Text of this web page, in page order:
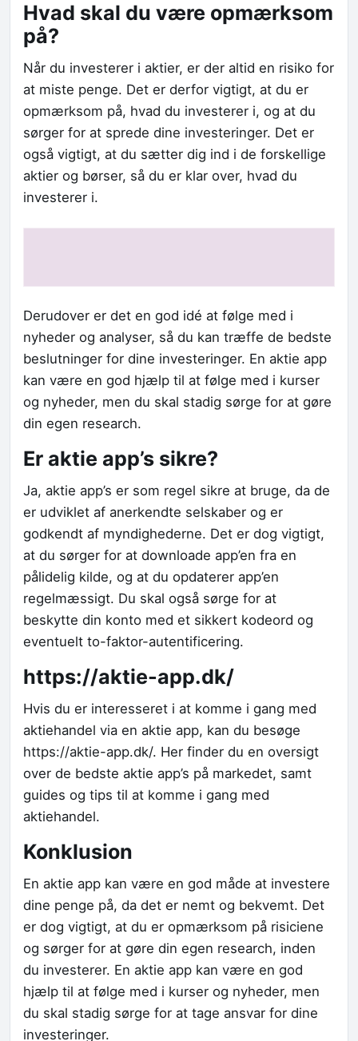
Hvad skal du være opmærksom
på?
Når du investerer i aktier, er der altid en risiko for
at miste penge. Det er derfor vigtigt, at du er
opmærksom på, hvad du investerer i, og at du
sørger for at sprede dine investeringer. Det er
også vigtigt, at du sætter dig ind i de forskellige
aktier og børser, så du er klar over, hvad du
investerer i.
Derudover er det en god idé at følge med i
nyheder og analyser, så du kan træffe de bedste
beslutninger for dine investeringer. En aktie app
kan være en god hjælp til at følge med i kurser
og nyheder, men du skal stadig sørge for at gøre
din egen research.
Er aktie app’s sikre?
Ja, aktie app’s er som regel sikre at bruge, da de
er udviklet af anerkendte selskaber og er
godkendt af myndighederne. Det er dog vigtigt,
at du sørger for at downloade app’en fra en
pålidelig kilde, og at du opdaterer app’en
regelmæssigt. Du skal også sørge for at
beskytte din konto med et sikkert kodeord og
eventuelt to-faktor-autentificering.
https://aktie-app.dk/
Hvis du er interesseret i at komme i gang med
aktiehandel via en aktie app, kan du besøge
https://aktie-app.dk/. Her finder du en oversigt
over de bedste aktie app’s på markedet, samt
guides og tips til at komme i gang med
aktiehandel.
Konklusion
En aktie app kan være en god måde at investere
dine penge på, da det er nemt og bekvemt. Det
er dog vigtigt, at du er opmærksom på risiciene
og sørger for at gøre din egen research, inden
du investerer. En aktie app kan være en god
hjælp til at følge med i kurser og nyheder, men
du skal stadig sørge for at tage ansvar for dine
investeringer.